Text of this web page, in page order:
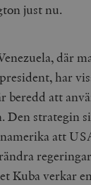
just nu.
där
har
beredd att
Den strategin
att
Kuba verkar